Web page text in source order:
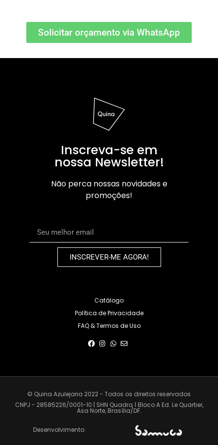
Solicitar orçamento via WhatsApp
Inscreva-se em
nossa Newsletter!
Não perca nossas novidades e
promoções!
INSCREVER-ME AGORA!
Catálogo
Política de Privacidade
FAQ & Termos de Uso
© Quina Azulejaria 2022 - Todos os direitos reservados
CNPJ - 28585226/0001-10 | SHN Quadra 1 Bloco A Ed. Le Quartier,
Asa Norte, Brasília/DF.
Desenvolvimento: